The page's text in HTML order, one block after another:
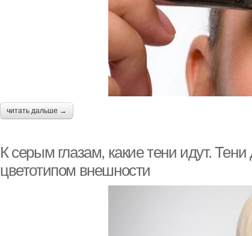
читать дальше →
К серым глазам, какие тени идут. Тени
цветотипом внешности